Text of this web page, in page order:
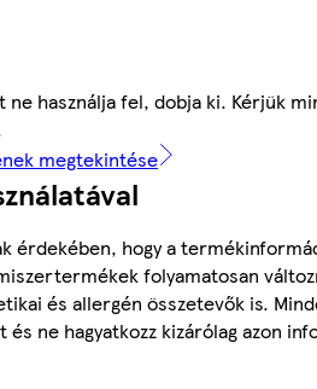
használja fel, dobja ki. Kérjük
megtekintése
érdekében, hogy a
folyamatosan
és allergén összetevők is.
ne hagyatkozz kizárólag azon